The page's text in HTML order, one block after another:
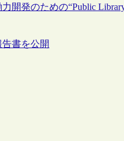
開発のための“Public
書を公開